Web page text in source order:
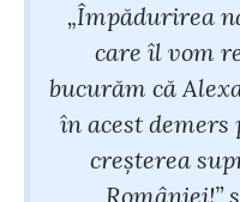
„Împădurirea
care îl vom
bucurăm că
în acest
creșterea
României!”